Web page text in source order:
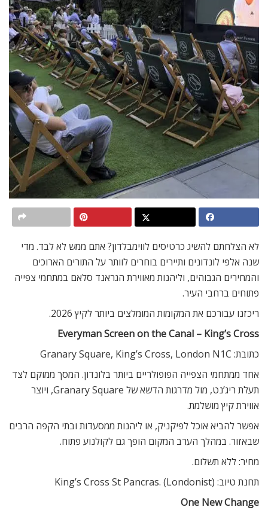
לא הצלחתם להשיג כרטיסים לווימבלדון? אתם ממש לא לבד. מדי
שנה אלפי לונדונים ותיירים בוחרים לוותר על התורים הארוכים
והמחירים הגבוהים, וליהנות מאווירת הגראנד סלאם במתחמי צפייה
פתוחים ברחבי העיר.
ריכזנו עבורכם את המקומות המומלצים ביותר לקיץ 2026.
Everyman Screen on the Canal – King’s Cross
כתובת: Granary Square, King’s Cross, London N1C
אחד ממתחמי הצפייה הפופולריים ביותר בלונדון. המסך ממוקם לצד
תעלת ריג’נט, מול מדרגות הדשא של Granary Square, ויוצר
אווירת קיץ מושלמת.
אפשר להביא אוכל לפיקניק, או ליהנות ממסעדות ובתי הקפה הרבים
שבאזור. במהלך הערב המקום הופך גם לקולנוע פתוח.
מחיר: ללא תשלום.
תחנת טיוב: King’s Cross St Pancras. (Londonist)
One New Change